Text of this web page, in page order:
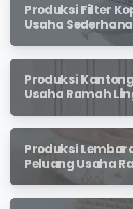
Produksi Filter
Usaha
Diminati Pecinta
Produksi
Usaha Ramah
Produksi
Peluang Usaha
yang Menjanjikan